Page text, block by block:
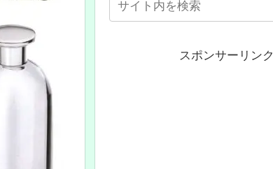
スポンサーリンク